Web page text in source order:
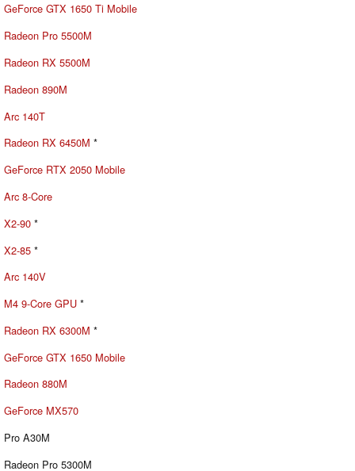
GeForce GTX 1650 Ti Mobile
Radeon Pro 5500M
Radeon RX 5500M
Radeon 890M
Arc 140T
Radeon RX 6450M *
GeForce RTX 2050 Mobile
Arc 8-Core
X2-90 *
X2-85 *
Arc 140V
M4 9-Core GPU *
Radeon RX 6300M *
GeForce GTX 1650 Mobile
Radeon 880M
GeForce MX570
Pro A30M
Radeon Pro 5300M